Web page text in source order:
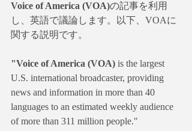
Voice of America (VOA)の記事を利用
し、英語で議論します。以下、VOAに
関する説明です。
"Voice of America (VOA) is the largest
U.S. international broadcaster, providing
news and information in more than 40
languages to an estimated weekly audience
of more than 311 million people."